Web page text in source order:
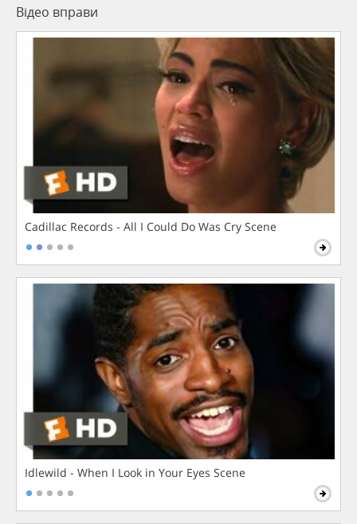
Відео вправи
Cadillac Records - All I Could Do Was Cry Scene
Idlewild - When I Look in Your Eyes Scene